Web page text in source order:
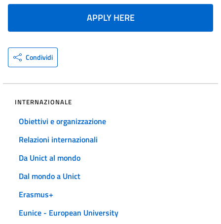
APPLY HERE
Condividi
INTERNAZIONALE
Obiettivi e organizzazione
Relazioni internazionali
Da Unict al mondo
Dal mondo a Unict
Erasmus+
Eunice - European University